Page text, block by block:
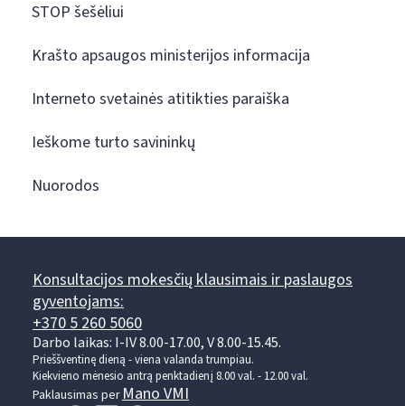
STOP šešėliui
Krašto apsaugos ministerijos informacija
Interneto svetainės atitikties paraiška
Ieškome turto savininkų
Nuorodos
Konsultacijos mokesčių klausimais ir paslaugos
gyventojams:
+370 5 260 5060
Darbo laikas: I-IV 8.00-17.00, V 8.00-15.45.
Prieššventinę dieną - viena valanda trumpiau.
Kiekvieno mėnesio antrą penktadienį 8.00 val. - 12.00 val.
Paklausimas perMano VMI